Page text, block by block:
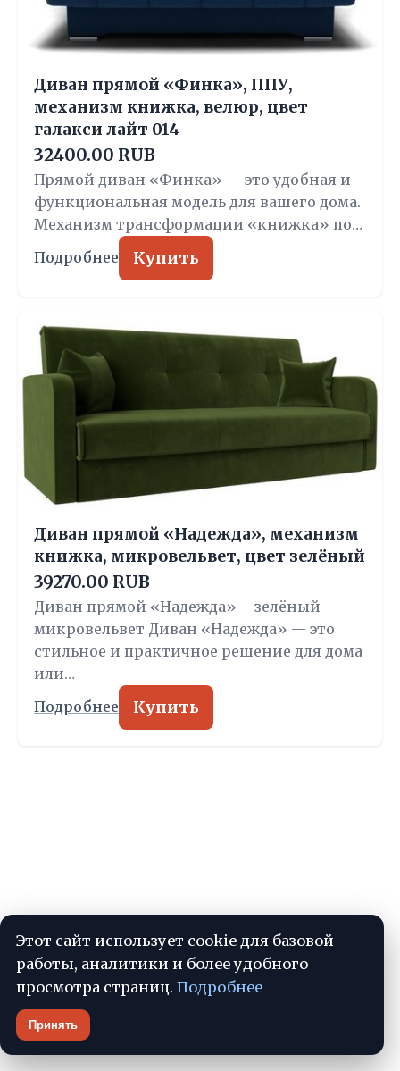
Диван прямой «Финка», ППУ,
механизм книжка, велюр, цвет
галакси лайт 014
32400.00 RUB
Прямой диван «Финка» — это удобная и
функциональная модель для вашего дома.
Механизм трансформации «книжка» по…
Подробнее Купить
Диван прямой «Надежда», механизм
книжка, микровельвет, цвет зелёный
39270.00 RUB
Диван прямой «Надежда» – зелёный
микровельвет Диван «Надежда» — это
стильное и практичное решение для дома
или…
Подробнее Купить
📞 +7 (933) 079-40-99
РУБРИКИ
Этот сайт использует cookie для базовой
работы, аналитики и более удобного
просмотра страниц. Подробнее
Принять